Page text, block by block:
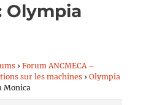
Olympia
› Forum ANCMECA –
sur les machines › Olympia
Monica